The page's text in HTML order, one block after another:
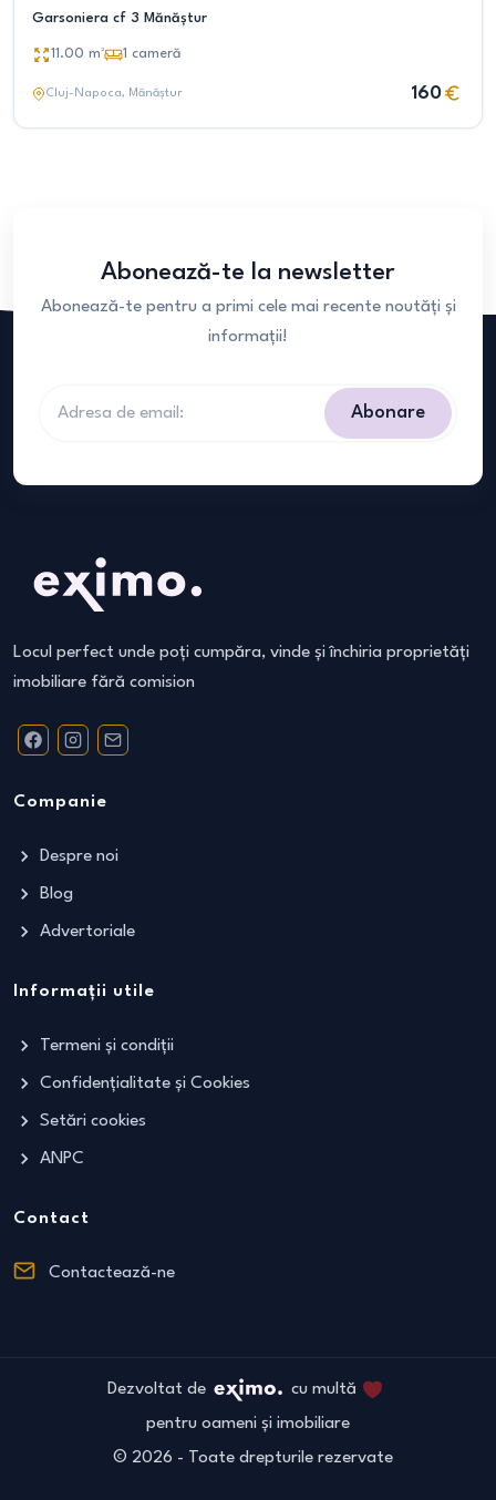
Garsoniera cf 3 Mănăștur
11.00 m² 1 cameră
Cluj-Napoca, Mănăștur 160
Abonează-te la newsletter
Abonează-te pentru a primi cele mai recente noutăți și
informații!
Abonare
Locul perfect unde poți cumpăra, vinde și închiria proprietăți
imobiliare fără comision
Companie
Despre noi
Blog
Advertoriale
Informații utile
Termeni și condiții
Confidențialitate și Cookies
Setări cookies
ANPC
Contact
Contactează-ne
Dezvoltat de
cu multă
pentru oameni și imobiliare
© 2026 - Toate drepturile rezervate